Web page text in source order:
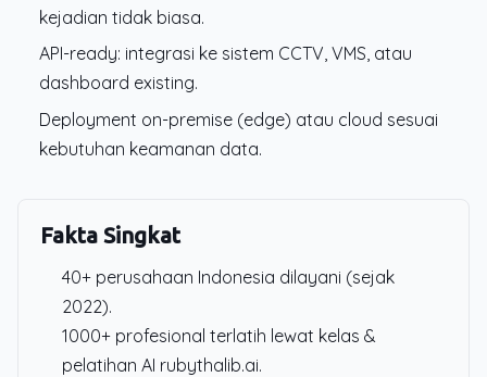
kejadian tidak biasa.
API-ready: integrasi ke sistem CCTV, VMS, atau
dashboard existing.
Deployment on-premise (edge) atau cloud sesuai
kebutuhan keamanan data.
Fakta Singkat
40+ perusahaan Indonesia dilayani (sejak
2022).
1000+ profesional terlatih lewat kelas &
pelatihan AI rubythalib.ai.